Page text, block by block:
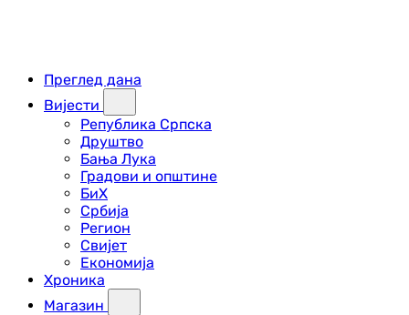
Преглед дана
Вијести
Република Српска
Друштво
Бања Лука
Градови и општине
БиХ
Србија
Регион
Свијет
Економија
Хроника
Магазин